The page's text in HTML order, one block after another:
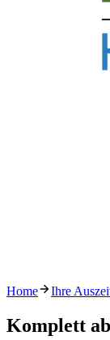
Home Ihre
Komplett